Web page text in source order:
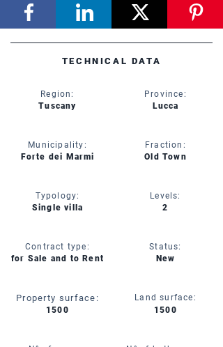
TECHNICAL DATA
Region:
Tuscany
Municipality:
Forte dei Marmi
Typology:
Single villa
Contract type:
for Sale and to Rent
Property surface:
1500
Province:
Lucca
Fraction:
Old Town
Levels:
2
Status:
New
Land surface:
1500